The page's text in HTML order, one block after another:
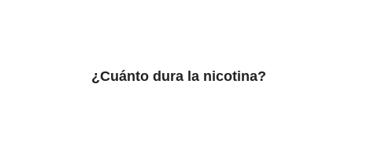
¿Cuánto dura la nicotina?